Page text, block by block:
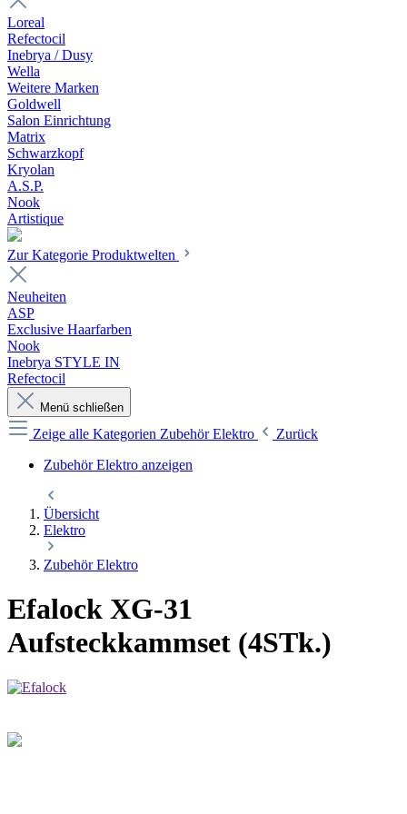
Loreal
Refectocil
Inebrya / Dusy
Wella
Weitere Marken
Goldwell
Salon Einrichtung
Matrix
Schwarzkopf
Kryolan
A.S.P.
Nook
Artistique
Zur Kategorie Produktwelten
Neuheiten
ASP
Exclusive Haarfarben
Nook
Inebrya STYLE IN
Refectocil
Menü schließen
Zeige alle Kategorien Zubehör Elektro
Zurück
Zubehör Elektro anzeigen
Übersicht
Elektro
Zubehör Elektro
Efalock XG-31
Aufsteckkammset (4STk.)